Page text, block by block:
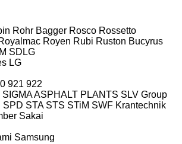
Rohr Bagger Rosco Rossetto
Royen Rubi Ruston Bucyrus
SDLG
LG
921 922
SIGMA ASPHALT PLANTS SLV Group
SPD STA STS STiM SWF Krantechnik
Sakai
Samsung